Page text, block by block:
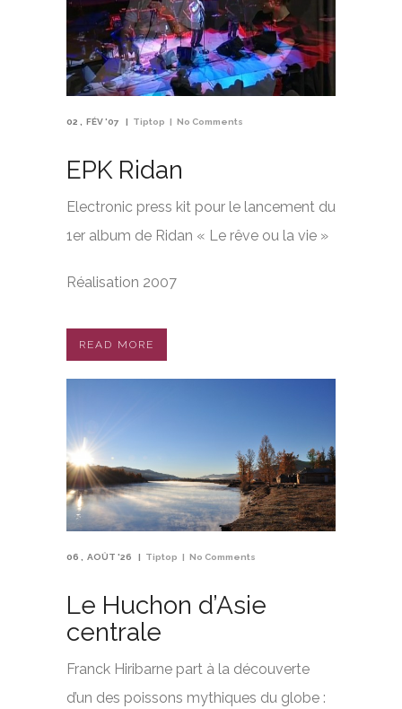
02 FÉV '07 Tiptop No Comments
EPK Ridan
Electronic press kit pour le lancement du
1er album de Ridan « Le rêve ou la vie »
Réalisation 2007
READ MORE
06 AOÛT '26 Tiptop No Comments
Le Huchon d’Asie
centrale
Franck Hiribarne part à la découverte
d’un des poissons mythiques du globe :